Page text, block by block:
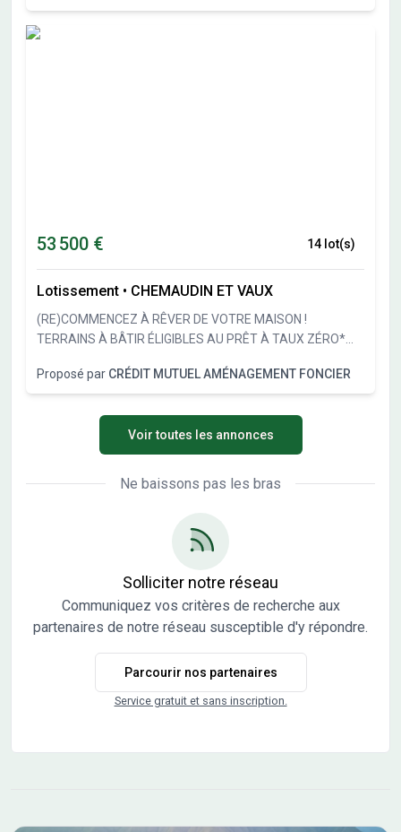
individuelle au sein d'un programme de quatre villas de
standing d'environ 100m² chacune, de type T4, avec deux
53 500 € 14 lot(s)
Lotissement • CHEMAUDIN ET VAUX
(RE)COMMENCEZ À RÊVER DE VOTRE MAISON !
TERRAINS À BÂTIR ÉLIGIBLES AU PRÊT À TAUX ZÉRO*
19H00 Devenez propriétaire à Chemaudin et Vaux
Chemaudin et Vaux est un village pittoresque au riche
passé médiéval, niché au cour d'une nature généreuse,
dans le département du Doubs. À proximité de Besançon
et Dijon, Chemaudin et Vaux offre un mélange
harmonieux entre patrimoine historique préservé et
Courtine compte 33 lots viabilisés destinés à de la maison
individuelle et un macro (lot 21) destiné à un petit collectif.
Entre 8 et 12 logements sont réservés pour de l'accession
aménagements ont été pensés pour offrir un quotidien
de qualité : créations de 3 espaces verts, une aire de jeux
petite enfance et des bancs pour des moments de
convivialité, cheminement piéton, gestion des eaux usées
et pluvial Les informations sur l'état des risques auxquels
Proposé par CRÉDIT MUTUEL AMÉNAGEMENT FONCIER
Voir toutes les annonces
Ne baissons pas les bras
Solliciter notre réseau
Communiquez vos critères de recherche aux
partenaires de notre réseau susceptible d'y répondre.
Parcourir nos partenaires
Service gratuit et sans inscription.